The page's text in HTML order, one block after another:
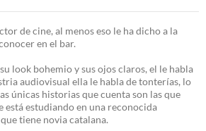
de cine, al menos eso le ha dicho a la
en el bar.
look bohemio y sus ojos claros, el le habla
audiovisual ella le habla de tonterías, lo
únicas historias que cuenta son las que
está estudiando en una reconocida
tiene novia catalana.